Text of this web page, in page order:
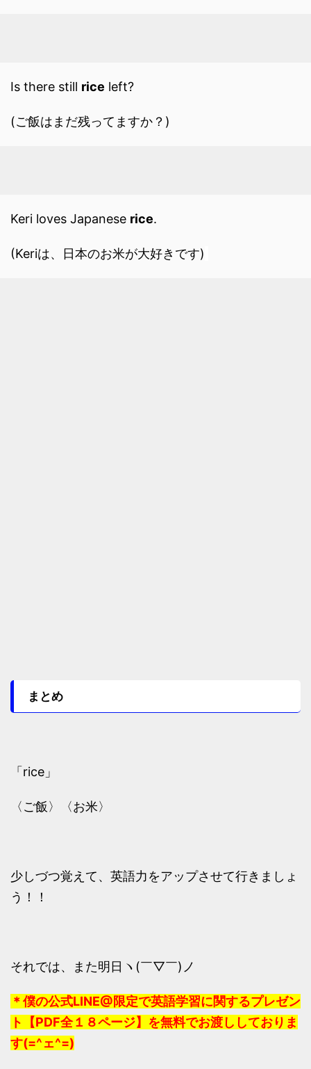
Is there still rice left?
(ご飯はまだ残ってますか？)
Keri loves Japanese rice.
(Keriは、日本のお米が大好きです)
まとめ
「rice」
〈ご飯〉〈お米〉
少しづつ覚えて、英語力をアップさせて行きましょ
う！！
それでは、また明日ヽ(￣▽￣)ノ
＊僕の公式LINE@限定で英語学習に関するプレゼン
ト【PDF全１８ページ】を無料でお渡ししておりま
す(=^ェ^=)